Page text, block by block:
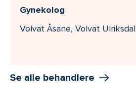
Gynekolog
Volvat Åsane, Volvat Ulriksdal
Se alle behandlere